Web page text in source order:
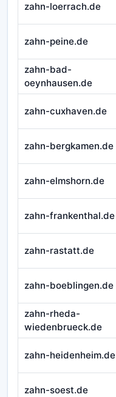
zahn-loerrach.de
zahn-peine.de
zahn-bad-
oeynhausen.de
zahn-cuxhaven.de
zahn-bergkamen.de
zahn-elmshorn.de
zahn-frankenthal.de
zahn-rastatt.de
zahn-boeblingen.de
zahn-rheda-
wiedenbrueck.de
zahn-heidenheim.de
zahn-soest.de